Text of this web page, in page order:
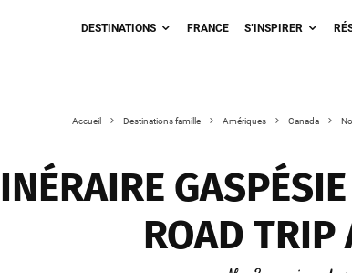
DESTINATIONS FRANCE S’INSPIRER
Accueil Destinations famille Amériques Canada
ROAD TRIP